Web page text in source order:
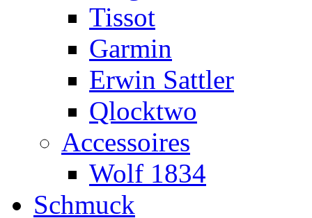
Tissot
Garmin
Erwin Sattler
Qlocktwo
Accessoires
Wolf 1834
Schmuck